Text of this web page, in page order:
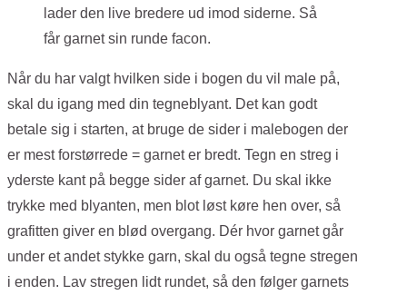
lader den live bredere ud imod siderne. Så
får garnet sin runde facon.
Når du har valgt hvilken side i bogen du vil male på,
skal du igang med din tegneblyant. Det kan godt
betale sig i starten, at bruge de sider i malebogen der
er mest forstørrede = garnet er bredt. Tegn en streg i
yderste kant på begge sider af garnet. Du skal ikke
trykke med blyanten, men blot løst køre hen over, så
grafitten giver en blød overgang. Dér hvor garnet går
under et andet stykke garn, skal du også tegne stregen
i enden. Lav stregen lidt rundet, så den følger garnets